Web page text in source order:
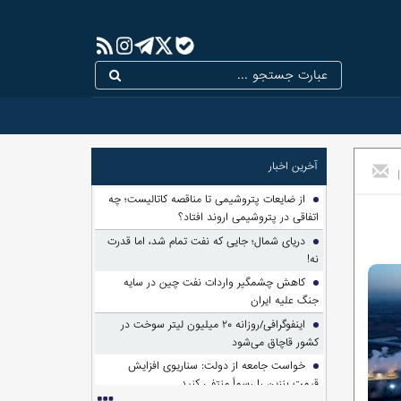
| آخرین اخبار
از ضایعات پتروشیمی تا مناقصه کاتالیست؛ چه
اتفاقی در پتروشیمی اروند افتاد؟
دریای شمال؛ جایی که نفت تمام شد، اما قدرت
نه!
کاهش چشمگیر واردات نفت چین در سایه
جنگ علیه ایران
اینفوگرافی/روزانه ۲۰ میلیون لیتر سوخت در
کشور قاچاق می‌شود
خواست جامعه از دولت: سناریوی افزایش
قیمت بنزین را رسماً منتفی کنید